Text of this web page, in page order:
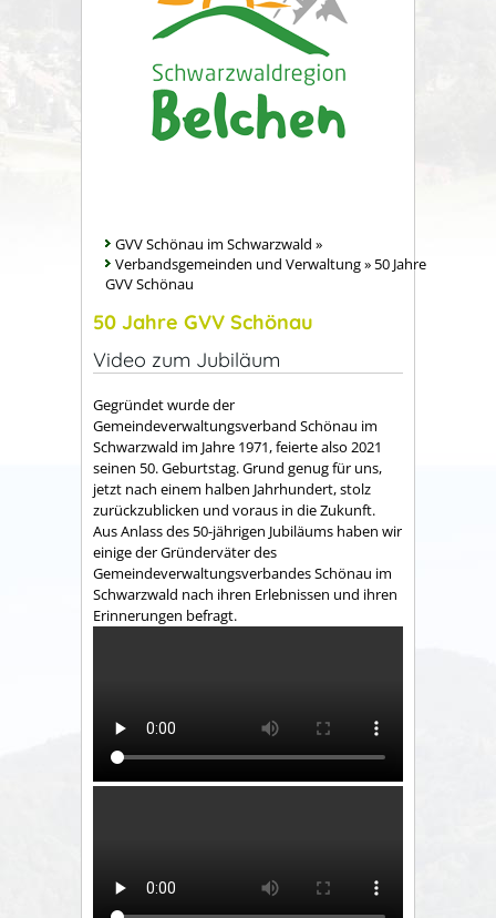
GVV Schönau im Schwarzwald »
Verbandsgemeinden und Verwaltung» 50 Jahre
GVV Schönau
50 Jahre GVV Schönau
Video zum Jubiläum
Gegründet wurde der
Gemeindeverwaltungsverband Schönau im
Schwarzwald im Jahre 1971, feierte also 2021
seinen 50. Geburtstag. Grund genug für uns,
jetzt nach einem halben Jahrhundert, stolz
zurückzublicken und voraus in die Zukunft.
Aus Anlass des 50-jährigen Jubiläums haben wir
einige der Gründerväter des
Gemeindeverwaltungsverbandes Schönau im
Schwarzwald nach ihren Erlebnissen und ihren
Erinnerungen befragt.